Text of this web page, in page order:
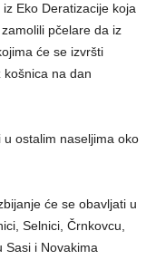
Eko Deratizacije koja
pčelare da iz
će se izvršti
na dan
ostalim naseljima oko
će se obavljati u
Selnici, Črnkovcu,
Sasi i Novakima